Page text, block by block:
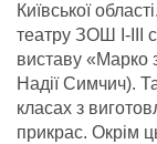
Київської
театру ЗОШ І-
виставу «Марко
Надії Симчич).
класах з
прикрас. Окрім